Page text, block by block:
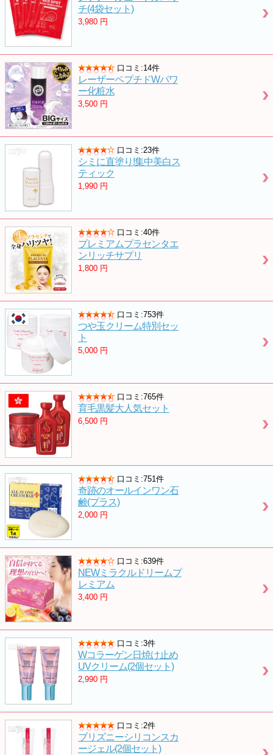
チ(4袋セット)
3,980 円
口コミ:14件
レーザーペプチドWパワ
ー化粧水
3,500 円
口コミ:23件
シミに直塗り!集中美白ス
ティック
1,990 円
口コミ:40件
プレミアムプラセンタエ
ンリッチサプリ
1,800 円
口コミ:753件
つや玉クリーム特別セッ
ト
5,000 円
口コミ:765件
育毛黒髪大人気セット
6,500 円
口コミ:751件
奇跡のオールインワン石
鹸(プラス)
2,000 円
口コミ:639件
NEWミラクルドリームプ
レミアム
3,400 円
口コミ:3件
Wコラーゲン日焼け止め
UVクリーム(2個セット)
2,990 円
口コミ:2件
ブリズニーシリコンスカ
ージェル(2個セット)